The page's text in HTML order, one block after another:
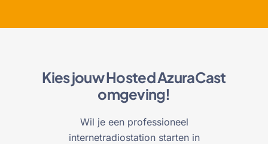
Kies jouw Hosted AzuraCast
omgeving!
Wil je een professioneel
internetradiostation starten in